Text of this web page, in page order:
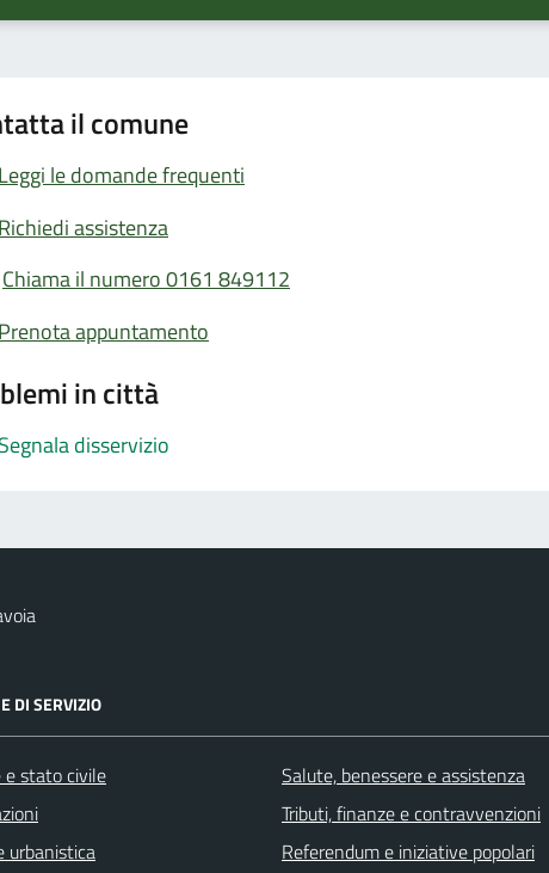
il comune
Leggi le domande frequenti
Richiedi assistenza
Chiama il numero 0161 849112
Prenota appuntamento
in città
Segnala disservizio
DI SERVIZIO
e stato civile
urbanistica
Salute, benessere e assistenza
Tributi, finanze e contravvenzioni
Referendum e iniziative popolari